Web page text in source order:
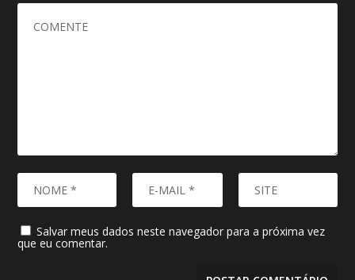
Salvar meus dados neste navegador para a próxima vez
que eu comentar.